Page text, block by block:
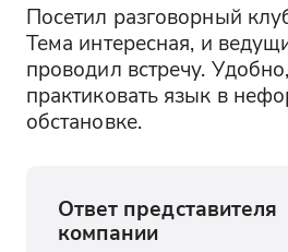
Посетил разговорный
Тема интересная, и
проводил встречу.
практиковать язык в
обстановке.
Ответ представителя
компании